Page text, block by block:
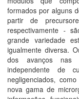
formados por alguns
partir de
respectivamente -
grande variedade
igualmente diversa.
dos avanços nas
independente de
negligenciados,
nova gama de